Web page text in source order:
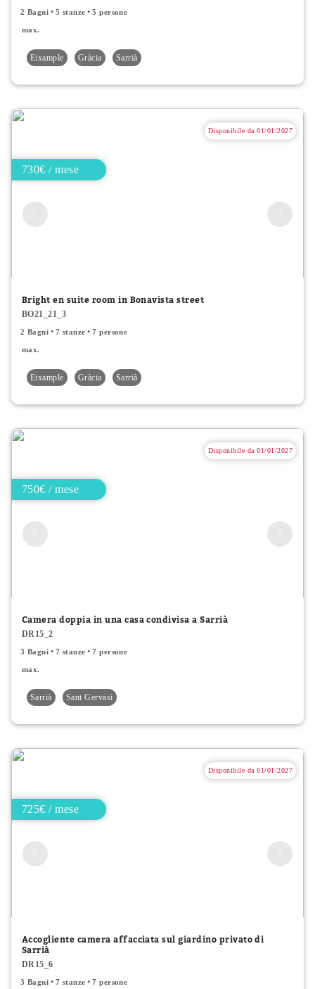
2 Bagni 5 stanze 5 persone
max.
Eixample Gràcia Sarrià
Disponibile da 01/01/2027
730€ / mese
Bright en suite room in Bonavista street
BO21_21_3
2 Bagni 7 stanze 7 persone
max.
Eixample Gràcia Sarrià
Disponibile da 01/01/2027
750€ / mese
Camera doppia in una casa condivisa a Sarrià
DR15_2
3 Bagni 7 stanze 7 persone
max.
Sarrià Sant Gervasi
Disponibile da 01/01/2027
725€ / mese
Accogliente camera affacciata sul giardino privato di
Sarrià
DR15_6
3 Bagni 7 stanze 7 persone